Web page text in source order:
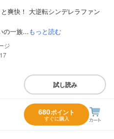
爽快！ 大逆転シンデレラファン
の一族...もっと読む
試し読み
680ポイント
すぐに購入